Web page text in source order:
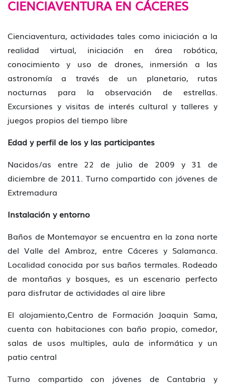
CIENCIAVENTURA EN CÁCERES
Cienciaventura, actividades tales como iniciación a la
realidad virtual, iniciación en área robótica,
conocimiento y uso de drones, inmersión a las
astronomía a través de un planetario, rutas
nocturnas para la observación de estrellas.
Excursiones y visitas de interés cultural y talleres y
juegos propios del tiempo libre
Edad y perfil de los y las participantes
Nacidos/as entre 22 de julio de 2009 y 31 de
diciembre de 2011. Turno compartido con jóvenes de
Extremadura
Instalación y entorno
Baños de Montemayor se encuentra en la zona norte
del Valle del Ambroz, entre Cáceres y Salamanca.
Localidad conocida por sus baños termales. Rodeado
de montañas y bosques, es un escenario perfecto
para disfrutar de actividades al aire libre
El alojamiento,Centro de Formación Joaquin Sama,
cuenta con habitaciones con baño propio, comedor,
salas de usos multiples, aula de informática y un
patio central
Turno compartido con jóvenes de Cantabria y